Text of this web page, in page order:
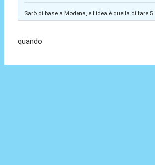
Sarò di base a Modena, e l'idea è quella di fare
quando